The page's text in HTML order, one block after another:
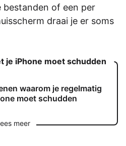
of een per
draai je er soms
je iPhone moet schudden
meer
waarom je regelmatig
moet schudden